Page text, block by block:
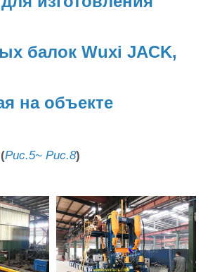
балок Wuxi JACK,
на объекте
(Рис.5~ Рис.8)